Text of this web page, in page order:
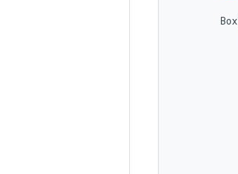
Box